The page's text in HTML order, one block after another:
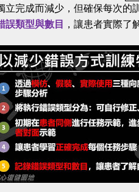
立完成而減少，但確保每次的
誤類型與數目 ，讓患者實際了